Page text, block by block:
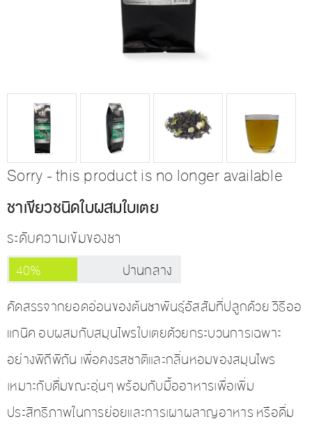
Sorry - this product is no longer available
ชาเขียวชนิดใบผสมใบเตย
ระดับความเข้มของชา
40%
ปานกลาง
คัดสรรจากยอดอ่อนของต้นชาพันธุ์อัสสัมที่ปลูกด้วย วิธีออ
แกนิค อบผสมกับสมุนไพรใบเตยด้วยกระบวนการเฉพาะ
อย่างพิถีพิถัน เพื่อคงรสชาติและกลิ่นหอมของสมุนไพร
เหมาะกับดื่มขณะอุ่นๆ พร้อมกับมื้ออาหารเพื่อเพิ่ม
ประสิทธิภาพในการย่อยและการเผาผลาญอาหาร หรือดื่ม